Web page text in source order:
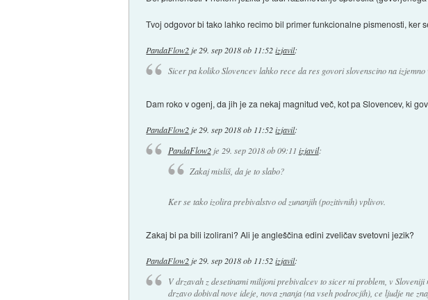
Tvoj odgovor bi tako lahko recimo bil primer funkcionalne pismenosti,
PandaFlow2 je 29. sep 2018 ob 11:52 izjavil:
Sicer pa koliko Slovencev lahko rece da res govori slovenscino na izjemno
Dam roko v ogenj, da jih je za nekaj magnitud več, kot pa Slovencev, ki
PandaFlow2 je 29. sep 2018 ob 11:52 izjavil:
PandaFlow2je 29. sep 2018 ob 09:11 izjavil:
Zakaj misliš, da je to slabo?
Ker se tako izolira prebivalstvo od zunanjih (pozitivnih) vplivov.
Zakaj bi pa bili izolirani? Ali je angleščina edini zveličav svetovni jezik?
PandaFlow2 je 29. sep 2018 ob 11:52 izjavil:
V drzavah z desetinami milijoni prebivalcev to sicer ni problem, v Sloveniji
drzavo dobival nove ideje, nova znanja (na vseh podrocjih), ce ljudje ne